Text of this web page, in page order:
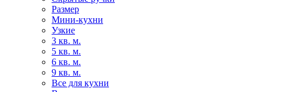
Размер
Мини-кухни
Узкие
3 кв. м.
5 кв. м.
6 кв. м.
9 кв. м.
Все для кухни